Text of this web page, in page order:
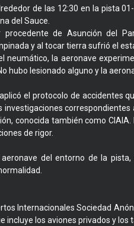
de las 12:30 en la pista
del Sauce.
procedente de Asunción del
y al tocar tierra sufrió el
neumático, la aeronave
hubo lesionado alguno y la
el protocolo de accidentes
investigaciones
conocida también como
de rigor.
del entorno de la
Internacionales Sociedad
incluye los aviones privados y los